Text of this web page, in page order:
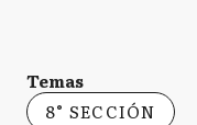
Temas
8° SECCIÓN